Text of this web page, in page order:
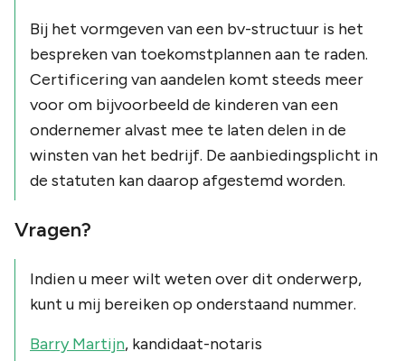
Bij het vormgeven van een bv-structuur is het
bespreken van toekomstplannen aan te raden.
Certificering van aandelen komt steeds meer
voor om bijvoorbeeld de kinderen van een
ondernemer alvast mee te laten delen in de
winsten van het bedrijf. De aanbiedingsplicht in
de statuten kan daarop afgestemd worden.
Vragen?
Indien u meer wilt weten over dit onderwerp,
kunt u mij bereiken op onderstaand nummer.
Barry Martijn, kandidaat-notaris